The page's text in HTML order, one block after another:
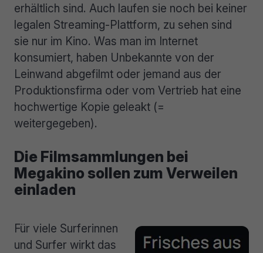
erhältlich sind. Auch laufen sie noch bei keiner
legalen Streaming-Plattform, zu sehen sind
sie nur im Kino. Was man im Internet
konsumiert, haben Unbekannte von der
Leinwand abgefilmt oder jemand aus der
Produktionsfirma oder vom Vertrieb hat eine
hochwertige Kopie geleakt (=
weitergegeben).
Die Filmsammlungen bei
Megakino sollen zum Verweilen
einladen
Für viele Surferinnen
und Surfer wirkt das